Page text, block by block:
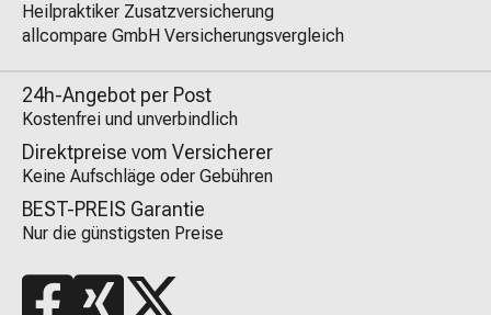
Heilpraktiker Zusatzversicherung
allcompare GmbH Versicherungsvergleich
24h-Angebot per Post
Kostenfrei und unverbindlich
Direktpreise vom Versicherer
Keine Aufschläge oder Gebühren
BEST-PREIS Garantie
Nur die günstigsten Preise